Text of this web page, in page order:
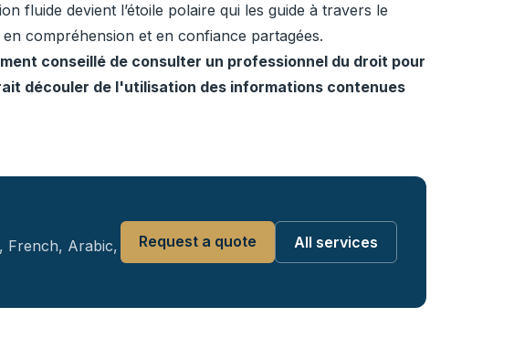
fluide devient l’étoile polaire qui les guide à travers le
compréhension et en confiance partagées.
conseillé de consulter un professionnel du droit pour
découler de l'utilisation des informations contenues
French, Arabic,
Request a quote All services